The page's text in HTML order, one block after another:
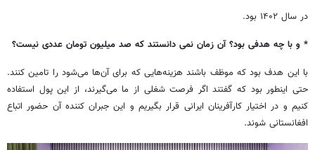
در سال ۱۴۰۲ بود.
* و با چه هدفی بود؟ آن زمان نمی دانستند که صد میلیون تومان عددی نیست؟
با این هدف بود که موظف باشند هزینه‌هایی که برای آن‌ها می‌شود را تامین کنند.
حتی اینطور بود که گفتند اگر فرصت شغلی از ما می‌گیرند، از این پول استفاده
کنیم و در اختیار کارآفرینان ایرانی قرار بگیریم و این جبران کننده آن حضور اتباع
افغانستانی شوند.